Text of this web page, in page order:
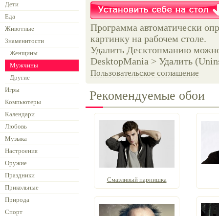
Дети
Еда
Животные
Знаменитости
Женщины
Мужчины
Другие
Игры
Компьютеры
Календари
Любовь
Музыка
Настроения
Оружие
Праздники
Прикольные
Природа
Спорт
Программа автоматически
картинку на рабочем столе.
Удалить Десктопманию
DesktopMania > Удалить
Пользовательское соглашение
Рекомендуемые обои
Смазливый парнишка